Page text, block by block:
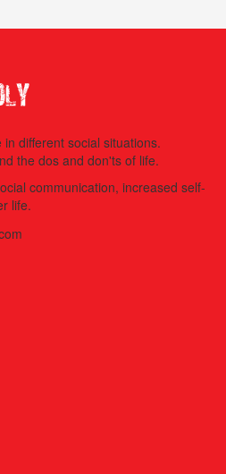
different social situations.
the dos and don'ts of life.
communication, increased self-
life.